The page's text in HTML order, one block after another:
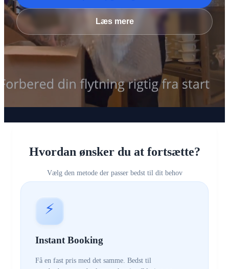
Læs mere
Hvordan ønsker du at fortsætte?
Vælg den metode der passer bedst til dit behov
⚡
Instant Booking
Få en fast pris med det samme. Bedst til